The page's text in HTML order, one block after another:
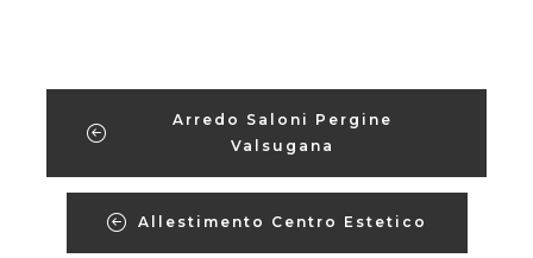
Arredo Saloni Pergine
Valsugana
Allestimento Centro Estetico